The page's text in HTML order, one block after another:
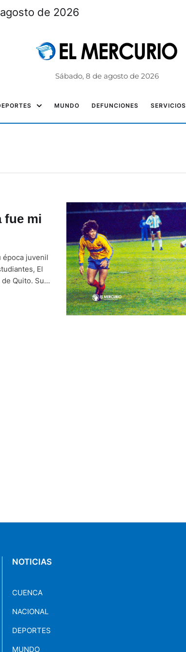
de 2026
Sábado, 8 de agosto de 2026
MUNDO DEFUNCIONES SERVICIOS
fue mi
época juvenil
El
Quito. Su
marcó a
NOTICIAS
CUENCA
NACIONAL
DEPORTES
MUNDO